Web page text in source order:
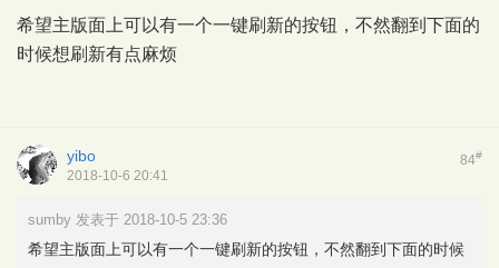
希望主版面上可以有一个一键刷新的按钮，不然翻到下面的
时候想刷新有点麻烦
84#
yibo
2018-10-6 20:41
sumby 发表于 2018-10-5 23:36
希望主版面上可以有一个一键刷新的按钮，不然翻到下面的时候